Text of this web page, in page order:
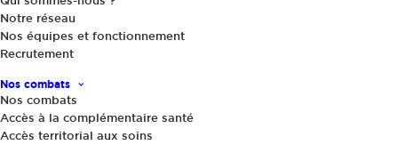
Notre réseau
Nos équipes et fonctionnement
Recrutement
Nos combats
Nos combats
Accès à la complémentaire santé
Accès territorial aux soins
Accueil
COVID-19 et essais cliniques : usagers, patients, malades, ce
qu’il faut savoir